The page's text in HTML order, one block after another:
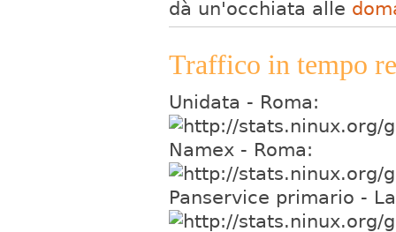
dà un'occhiata alle
Traffico in tempo
Unidata - Roma:
Namex - Roma:
Panservice primario -